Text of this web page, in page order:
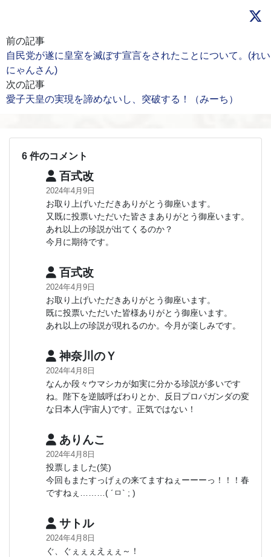
前の記事
自民党が遂に皇室を滅ぼす宣言をされたことについて。(れい
にゃんさん)
次の記事
愛子天皇の実現を諦めないし、突破する！（みーち）
6 件のコメント
百式改
2024年4月9日
お取り上げいただきありがとう御座います。
又既に投票いただいた皆さまありがとう御座います。
あれ以上の珍説が出てくるのか？
今月に期待です。
百式改
2024年4月9日
お取り上げいただきありがとう御座います。
既に投票いただいた皆様ありがとう御座います。
あれ以上の珍説が現れるのか。今月が楽しみです。
神奈川のＹ
2024年4月8日
なんか段々ウマシカが如実に分かる珍説が多いです
ね。陛下を逆賊呼ばわりとか、反日プロパガンダの変
な日本人(宇宙人)です。正気ではない！
ありんこ
2024年4月8日
投票しました(笑)
今回もまたすっげぇの来てますねぇーーーっ！！！春
ですねぇ………( ´ㅁ` ; )
サトル
2024年4月8日
ぐ、ぐぇぇぇえぇぇ～！